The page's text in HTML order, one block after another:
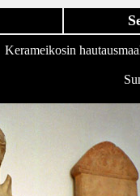
Kerameikosin